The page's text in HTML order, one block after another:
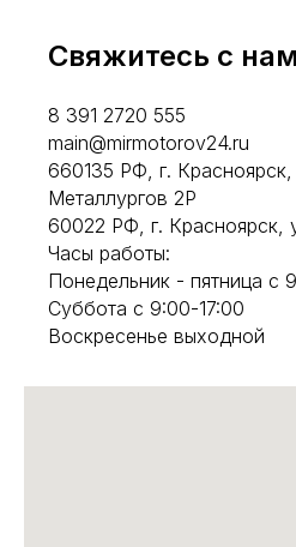
Свяжитесь с
8 391 2720 555
main@mirmotorov24.ru
660135 РФ, г. Красноярск,
Металлургов 2Р
60022 РФ, г. Красноярск,
Часы работы:
Понедельник - пятница с
Суббота с 9:00-17:00
Воскресенье выходной